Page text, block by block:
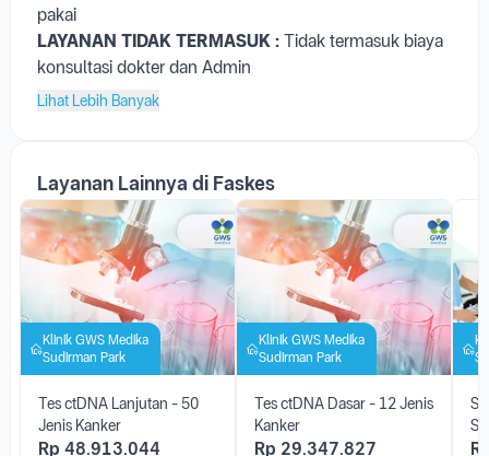
pakai
LAYANAN TIDAK TERMASUK : Tidak termasuk biaya
konsultasi dokter dan Admin
Lihat Lebih Banyak
Layanan Lainnya di Faskes
Klinik GWS Medika
Sudirman Park
Tes ctDNA Lanjutan - 50
Jenis Kanker
Rp 48.913.044
Klinik GWS Medika
Sudirman Park
Tes ctDNA Dasar - 12 Jenis
Kanker
Rp 29.347.827